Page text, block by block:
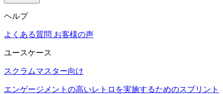
ヘルプ
よくある質問 お客様の声
ユースケース
スクラムマスター向け
エンゲージメントの高いレトロを実施するためのスプリント